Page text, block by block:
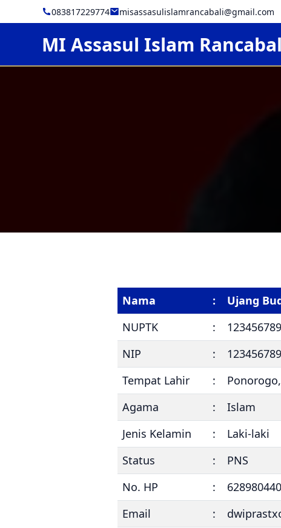
083817229774 misassasulislamrancabali@gmail.com
MI Assasul Islam
Nama :
Ujang
NUPTK
:
NIP
:
Tempat Lahir
:
Agama
:
Islam
Jenis Kelamin
:
Laki-laki
Status
:
PNS
No. HP
:
Email
: